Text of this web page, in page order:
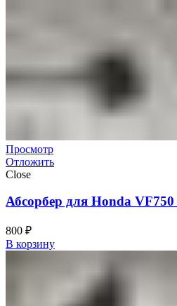
Просмотр
Отложить
Close
Абсорбер для Honda
800 ₽
В корзину